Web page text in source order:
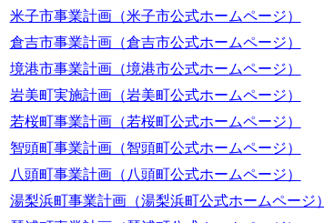
米子市事業計画（米子市公式ホームページ）
倉吉市事業計画（倉吉市公式ホームページ）
境港市事業計画（境港市公式ホームページ）
岩美町実施計画（岩美町公式ホームページ）
若桜町事業計画（若桜町公式ホームページ）
智頭町事業計画（智頭町公式ホームページ）
八頭町事業計画（八頭町公式ホームページ）
湯梨浜町事業計画（湯梨浜町公式ホームページ）